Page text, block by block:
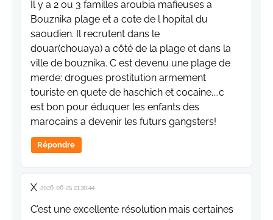
Il y a 2 ou 3 familles aroubia mafieuses a
Bouznika plage et a cote de l hopital du
saoudien. Il recrutent dans le
douar(chouaya) a côté de la plage et dans la
ville de bouznika. C est devenu une plage de
merde: drogues prostitution armement
touriste en quete de haschich et cocaine....c
est bon pour éduquer les enfants des
marocains a devenir les futurs gangsters!
Répondre
X 2026-06-25 21:30:44
C’est une excellente résolution mais certaines